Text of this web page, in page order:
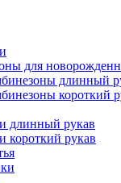
для
длинный
короткий
длинный рукав
короткий рукав